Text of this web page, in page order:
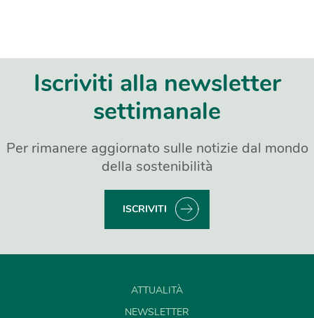
Iscriviti alla newsletter
settimanale
Per rimanere aggiornato sulle notizie dal mondo
della sostenibilità
ISCRIVITI
ATTUALITÀ
NEWSLETTER